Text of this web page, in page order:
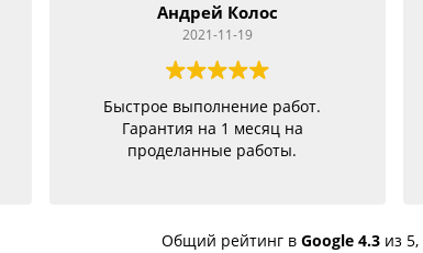
Андрей Колос
2021-11-19
Быстрое выполнение работ.
Гарантия на 1 месяц на
проделанные работы.
Общий рейтинг в Google 4.3 из 5,